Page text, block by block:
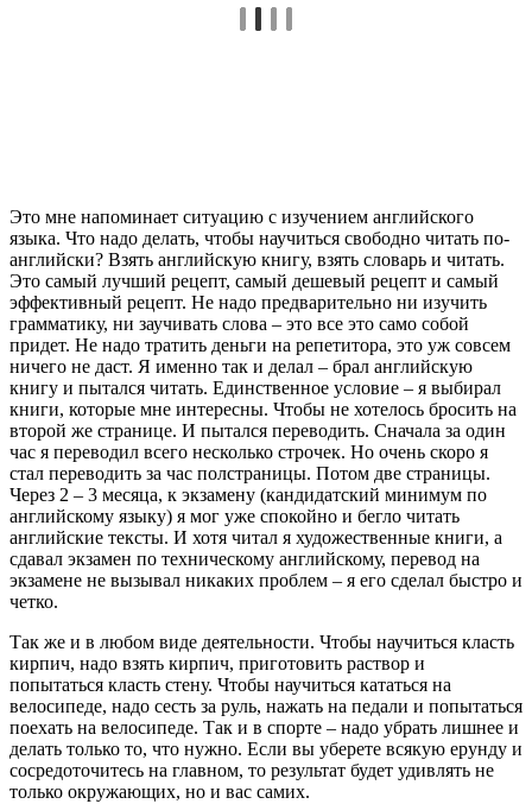
Это мне напоминает ситуацию с изучением английского
языка. Что надо делать, чтобы научиться свободно читать по-
английски? Взять английскую книгу, взять словарь и читать.
Это самый лучший рецепт, самый дешевый рецепт и самый
эффективный рецепт. Не надо предварительно ни изучить
грамматику, ни заучивать слова – это все это само собой
придет. Не надо тратить деньги на репетитора, это уж совсем
ничего не даст. Я именно так и делал – брал английскую
книгу и пытался читать. Единственное условие – я выбирал
книги, которые мне интересны. Чтобы не хотелось бросить на
второй же странице. И пытался переводить. Сначала за один
час я переводил всего несколько строчек. Но очень скоро я
стал переводить за час полстраницы. Потом две страницы.
Через 2 – 3 месяца, к экзамену (кандидатский минимум по
английскому языку) я мог уже спокойно и бегло читать
английские тексты. И хотя читал я художественные книги, а
сдавал экзамен по техническому английскому, перевод на
экзамене не вызывал никаких проблем – я его сделал быстро и
четко.
Так же и в любом виде деятельности. Чтобы научиться класть
кирпич, надо взять кирпич, приготовить раствор и
попытаться класть стену. Чтобы научиться кататься на
велосипеде, надо сесть за руль, нажать на педали и попытаться
поехать на велосипеде. Так и в спорте – надо убрать лишнее и
делать только то, что нужно. Если вы уберете всякую ерунду и
сосредоточитесь на главном, то результат будет удивлять не
только окружающих, но и вас самих.